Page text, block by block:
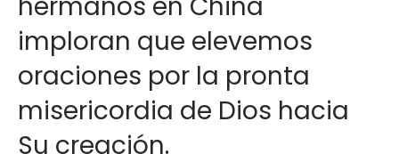
imploran que elevemos
oraciones por la pronta
misericordia de Dios hacia
Su creación.